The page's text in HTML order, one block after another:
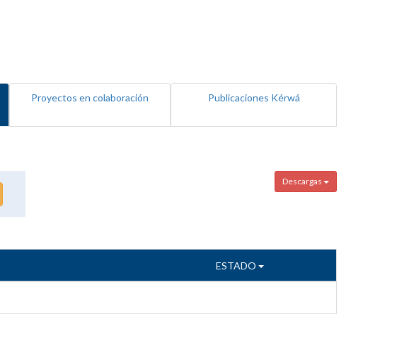
Proyectos en colaboración Publicaciones Kérwá
Descargas
ESTADO